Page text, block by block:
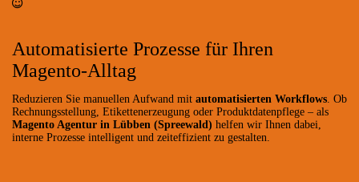
Automatisierte Prozesse für Ihren
Magento-Alltag
Reduzieren Sie manuellen Aufwand mit automatisierten Workflows . Ob
Rechnungsstellung, Etikettenerzeugung oder Produktdatenpflege – als
Magento Agentur in Lübben (Spreewald) helfen wir Ihnen dabei,
interne Prozesse intelligent und zeiteffizient zu gestalten.